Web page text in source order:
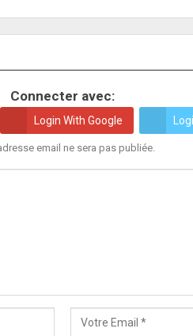
Connecter avec:
Login With Google
email ne sera pas publiée.